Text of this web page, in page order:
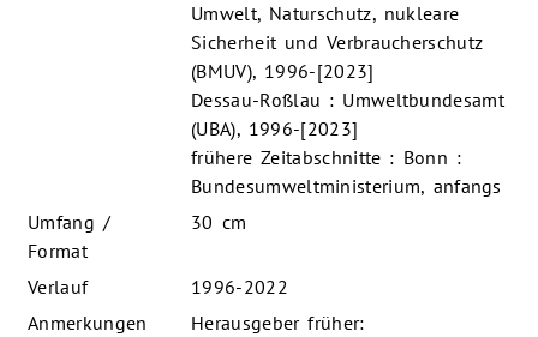
Umwelt, Naturschutz, nukleare
Sicherheit und Verbraucherschutz
(BMUV), 1996-[2023]
Dessau-Roßlau : Umweltbundesamt
(UBA), 1996-[2023]
frühere Zeitabschnitte : Bonn :
Bundesumweltministerium, anfangs
Umfang /
Format
30 cm
Verlauf
1996-2022
Anmerkungen
Herausgeber früher: